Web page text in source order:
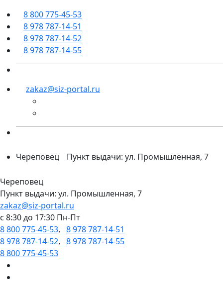
8 800 775-45-53
8 978 787-14-51
8 978 787-14-52
8 978 787-14-55
zakaz@siz-portal.ru
Череповец Пункт выдачи: ул. Промышленная, 7
Череповец
Пункт выдачи: ул. Промышленная, 7
zakaz@siz-portal.ru
c 8:30 до 17:30 Пн-Пт
8 800 775-45-53, 8 978 787-14-51
8 978 787-14-52, 8 978 787-14-55
8 800 775-45-53